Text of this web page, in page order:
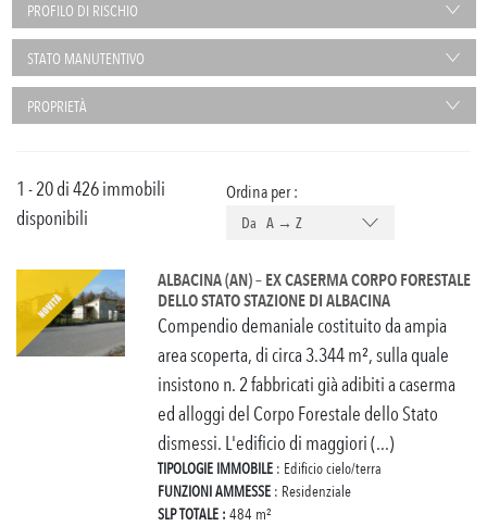
PROFILO DI RISCHIO
STATO MANUTENTIVO
PROPRIETÀ
1 - 20 di 426 immobili
disponibili
Ordina per :
Da A → Z
ALBACINA (AN) – EX CASERMA CORPO FORESTALE
DELLO STATO STAZIONE DI ALBACINA
Compendio demaniale costituito da ampia
area scoperta, di circa 3.344 m², sulla quale
insistono n. 2 fabbricati già adibiti a caserma
ed alloggi del Corpo Forestale dello Stato
dismessi. L'edificio di maggiori (...)
TIPOLOGIE IMMOBILE : Edificio cielo/terra
FUNZIONI AMMESSE : Residenziale
SLP TOTALE : 484 m²